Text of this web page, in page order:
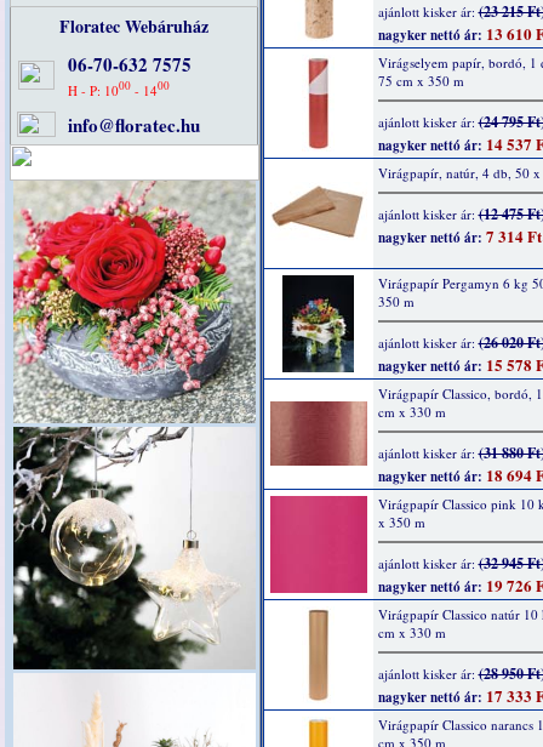
Floratec Webáruház
06-70-632 7575
H - P: 1000 - 1400
info@floratec.hu
ajánlott kisker ár:(23 215
nagyker nettó ár: 13 610
Virágselyem papír, bordó, 1
75 cm x 350 m
ajánlott kisker ár:(24 795
nagyker nettó ár: 14 537
Virágpapír, natúr, 4 db, 50 x
ajánlott kisker ár:(12 475
nagyker nettó ár: 7 314 Ft
Virágpapír Pergamyn 6 kg
350 m
ajánlott kisker ár:(26 020
nagyker nettó ár: 15 578
Virágpapír Classico, bordó,
cm x 330 m
ajánlott kisker ár:(31 880
nagyker nettó ár: 18 694
Virágpapír Classico pink 10
x 350 m
ajánlott kisker ár:(32 945
nagyker nettó ár: 19 726
Virágpapír Classico natúr 10
cm x 330 m
ajánlott kisker ár:(28 950
nagyker nettó ár: 17 333
Virágpapír Classico narancs
cm x 350 m